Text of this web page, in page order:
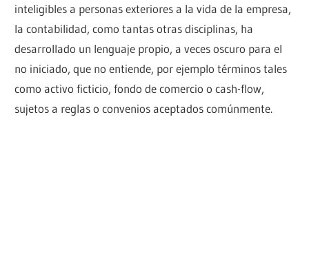
inteligibles a personas exteriores a la vida de la empresa,
la contabilidad, como tantas otras disciplinas, ha
desarrollado un lenguaje propio, a veces oscuro para el
no iniciado, que no entiende, por ejemplo términos tales
como activo ficticio, fondo de comercio o cash-flow,
sujetos a reglas o convenios aceptados comúnmente.